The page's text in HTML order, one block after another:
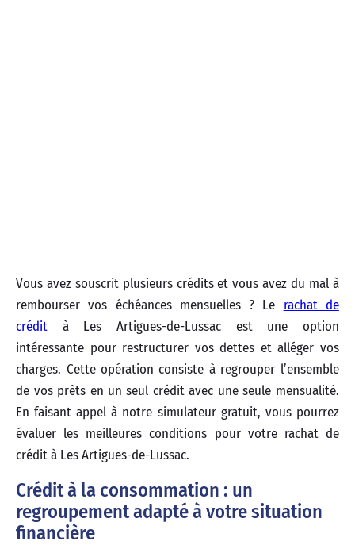
Vous avez souscrit plusieurs crédits et vous avez du mal à
rembourser vos échéances mensuelles ? Le rachat de
crédit à Les Artigues-de-Lussac est une option
intéressante pour restructurer vos dettes et alléger vos
charges. Cette opération consiste à regrouper l’ensemble
de vos prêts en un seul crédit avec une seule mensualité.
En faisant appel à notre simulateur gratuit, vous pourrez
évaluer les meilleures conditions pour votre rachat de
crédit à Les Artigues-de-Lussac.
Crédit à la consommation : un
regroupement adapté à votre situation
financière